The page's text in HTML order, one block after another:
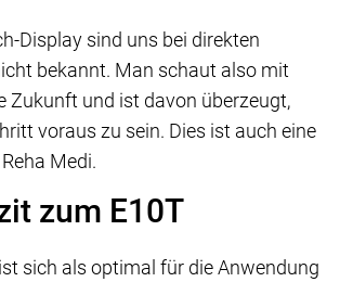
Display sind uns bei direkten
bekannt. Man schaut also mit
Zukunft und ist davon überzeugt,
voraus zu sein. Dies ist auch eine
Medi.
zum E10T
sich als optimal für die Anwendung